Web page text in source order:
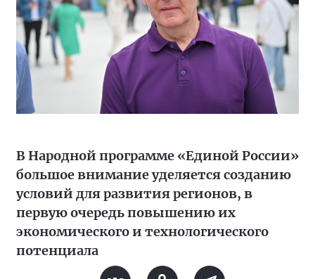
В Народной программе «Единой России»
большое внимание уделяется созданию
условий для развития регионов, в
первую очередь повышению их
экономического и технологического
потенциала